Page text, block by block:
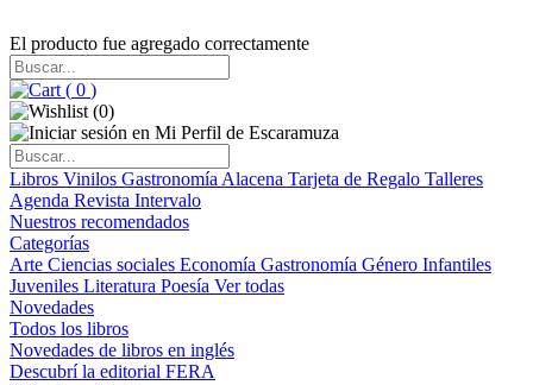
El producto fue agregado correctamente
( 0 )
(0)
Libros Vinilos Gastronomía Alacena Tarjeta de Regalo Talleres
Agenda Revista Intervalo
Nuestros recomendados
Categorías
Arte Ciencias sociales Economía Gastronomía Género Infantiles
Juveniles Literatura Poesía Ver todas
Novedades
Todos los libros
Novedades de libros en inglés
Descubrí la editorial FERA